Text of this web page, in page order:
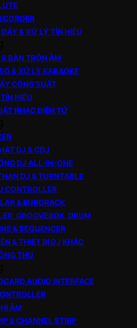
& XỬ LÝ TÍN HIỆU
BÀN TRỘN ÂM
& XỬ LÝ KARAOKE
CÔNG SUẤT
HIỆU
NHẠC ĐIỆN TỬ
DJ & CDJ
DJ ALL-IN-ONE
DJ & TURNTABLE
CONTROLLER
& EURORACK
GROOVEBOX, DRUM
& SEQUENCER
& THIẾT BỊ DJ KHÁC
THU
AUDIO INTERFACE
ÂM
& CHANNEL STRIP